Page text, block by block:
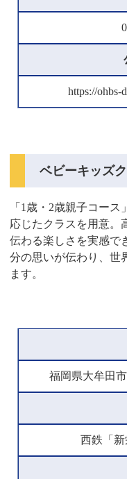
https://ohbs-
ベビーキッズ
「1歳・2歳親子コー
応じたクラスを用意。
伝わる楽しさを実感で
分の思いが伝わり、世
ます。
福岡県大牟田
西鉄「